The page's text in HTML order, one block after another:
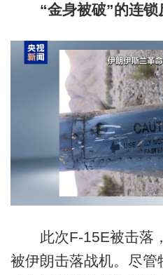
“金身被破”的连锁
此次F-15E被击落，
被伊朗击落战机。尽管